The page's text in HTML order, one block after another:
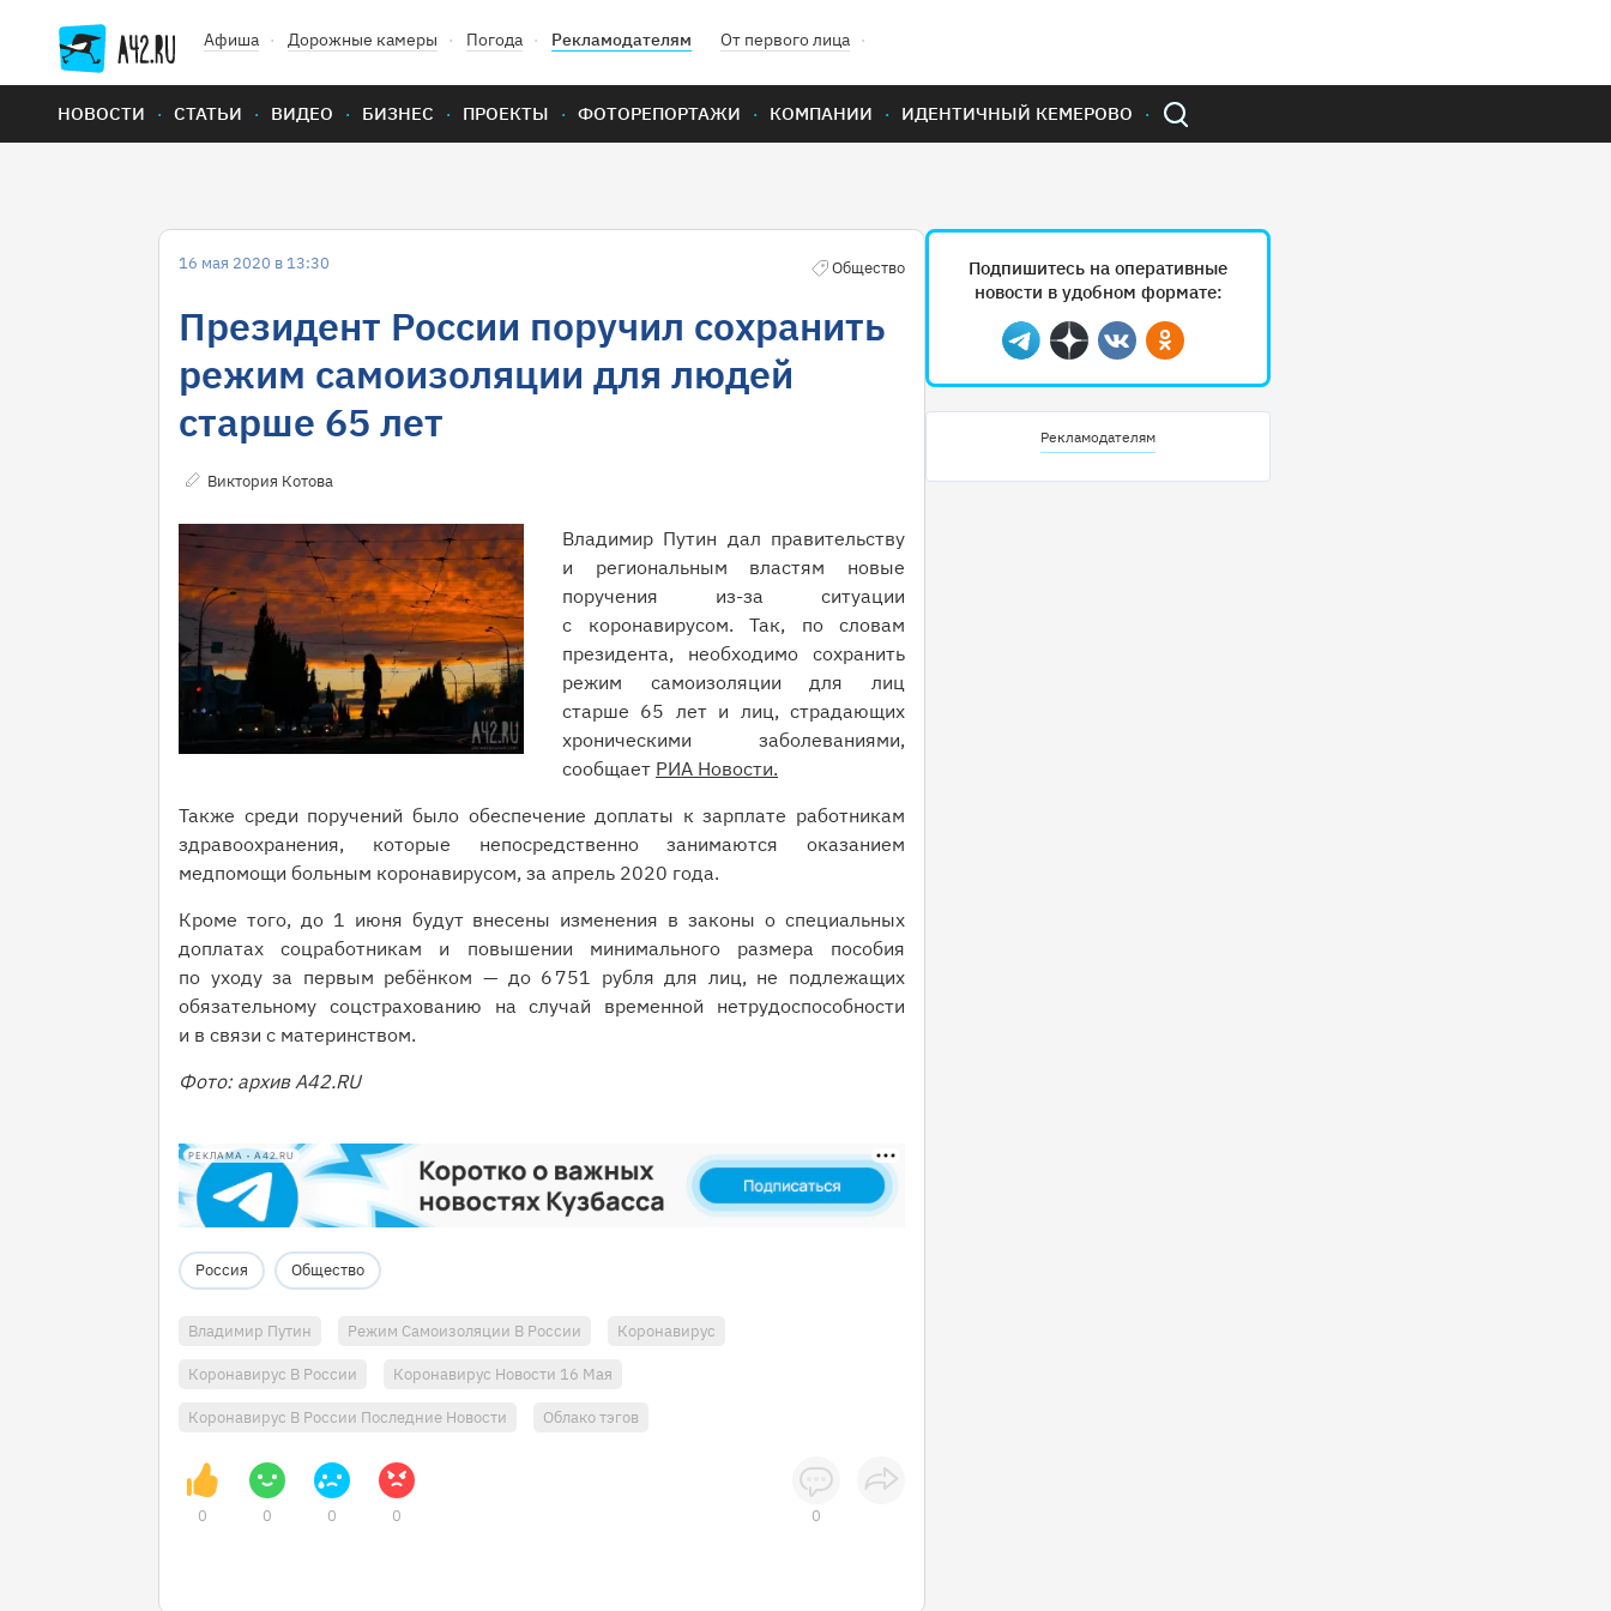
Афиша Дорожные камеры Погода Рекламодателям От первого лица
НОВОСТИ СТАТЬИ ВИДЕО БИЗНЕС ПРОЕКТЫ ФОТОРЕПОРТАЖИ КОМПАНИИ ИДЕНТИЧНЫЙ КЕМЕРОВО
16 мая 2020 в 13:30 Общество
Президент России поручил сохранить
режим самоизоляции для людей
старше 65 лет
Виктория Котова
Владимир Путин дал правительству
и региональным властям новые
поручения из-за ситуации
с коронавирусом. Так, по словам
президента, необходимо сохранить
режим самоизоляции для лиц
старше 65 лет и лиц, страдающих
хроническими заболеваниями,
сообщает РИА Новости.
Также среди поручений было обеспечение доплаты к зарплате работникам
здравоохранения, которые непосредственно занимаются оказанием
медпомощи больным коронавирусом, за апрель 2020 года.
Кроме того, до 1 июня будут внесены изменения в законы о специальных
доплатах соцработникам и повышении минимального размера пособия
по уходу за первым ребёнком — до 6 751 рубля для лиц, не подлежащих
обязательному соцстрахованию на случай временной нетрудоспособности
и в связи с материнством.
Фото: архив A42.RU
РЕКЛАМА • A42.RU
Россия Общество
Владимир Путин Режим Самоизоляции В России Коронавирус
Коронавирус В России Коронавирус Новости 16 Мая
Коронавирус В России Последние Новости Облако тэгов
0 0 0 0 0
Подпишитесь на оперативные
новости в удобном формате:
Telegram
ДзенВконтактеОдноклассники
Рекламодателям